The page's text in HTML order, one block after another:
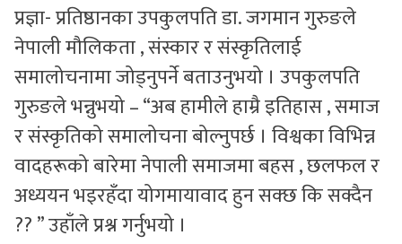
प्रज्ञा- प्रतिष्ठानका उपकुलपति डा. जगमान गुरुङले
नेपाली मौलिकता , संस्कार र संस्कृतिलाई
समालोचनामा जोड्नुपर्ने बताउनुभयो । उपकुलपति
गुरुङले भन्नुभयो – “अब हामीले हाम्रै इतिहास , समाज
र संस्कृतिको समालोचना बोल्नुपर्छ । विश्वका विभिन्न
वादहरूको बारेमा नेपाली समाजमा बहस , छलफल र
अध्ययन भइरहँदा योगमायावाद हुन सक्छ कि सक्दैन
?? ” उहाँले प्रश्न गर्नुभयो ।